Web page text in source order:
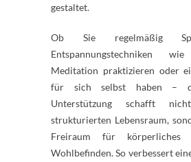
gestaltet.
Ob Sie regelmäßig
Entspannungstechniken
Meditation praktizieren oder
für sich selbst haben –
Unterstützung schafft
strukturierten Lebensraum,
Freiraum für körperliches
Wohlbefinden. So verbessert